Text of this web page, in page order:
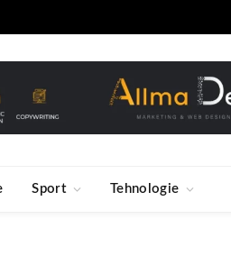
Sport Tehnologie